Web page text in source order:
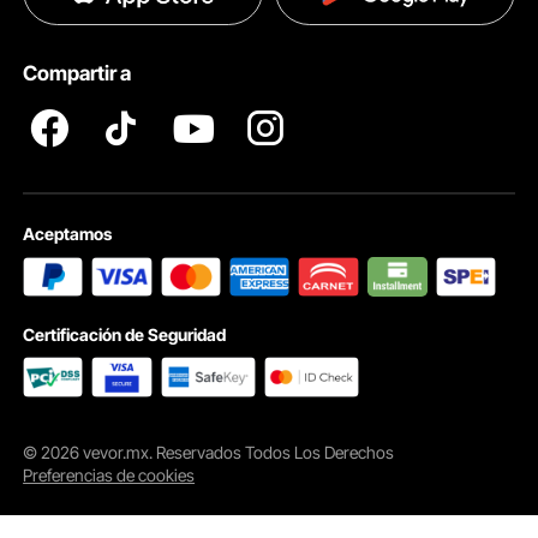
Compartir a
Aceptamos
Certificación de Seguridad
© 2026 vevor.mx. Reservados Todos Los Derechos
Preferencias de cookies